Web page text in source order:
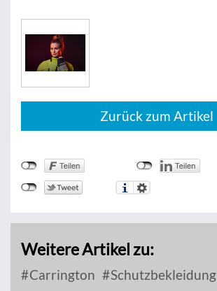
Zurück zum Artikel
Weitere Artikel zu:
Carrington Schutzbekleidung